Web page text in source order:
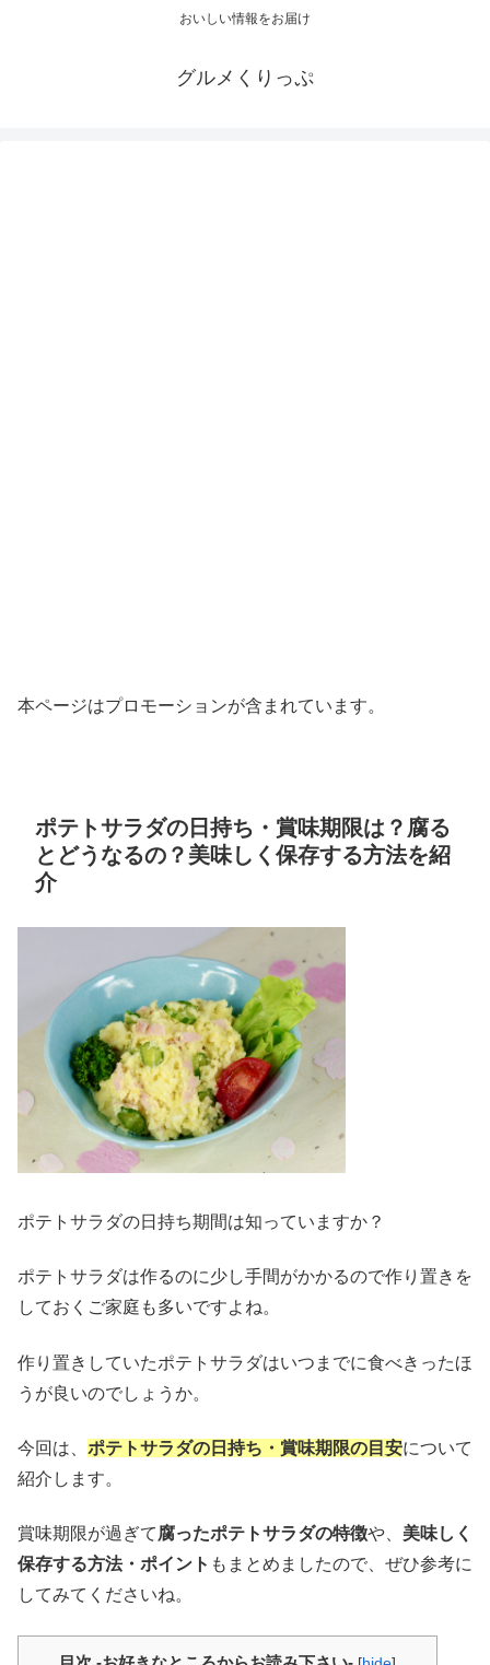
おいしい情報をお届け
グルメくりっぷ
本ページはプロモーションが含まれています。
ポテトサラダの日持ち・賞味期限は？腐る
とどうなるの？美味しく保存する方法を紹
介
ポテトサラダの日持ち期間は知っていますか？
ポテトサラダは作るのに少し手間がかかるので作り置きを
しておくご家庭も多いですよね。
作り置きしていたポテトサラダはいつまでに食べきったほ
うが良いのでしょうか。
今回は、 ポテトサラダの日持ち・賞味期限の目安について
紹介します。
賞味期限が過ぎて腐ったポテトサラダの特徴や、 美味しく
保存する方法・ポイント もまとめましたので、ぜひ参考に
してみてくださいね。